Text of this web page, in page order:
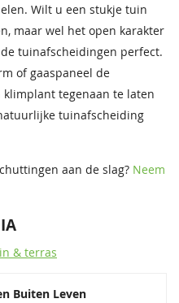
Wilt u een stukje tuin
maar wel het open karakter
tuinafscheidingen perfect.
of gaaspaneel de
tegenaan te laten
tuinafscheiding
aan de slag? Neem
& terras
Buiten Leven